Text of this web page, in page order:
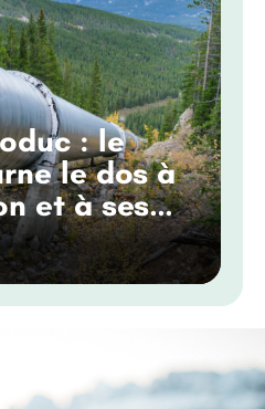
: le
le dos à
et à ses